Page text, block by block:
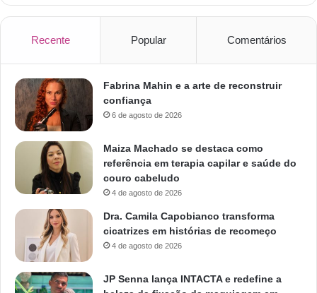
Recente Popular Comentários
Fabrina Mahin e a arte de reconstruir
confiança
6 de agosto de 2026
Maiza Machado se destaca como
referência em terapia capilar e saúde do
couro cabeludo
4 de agosto de 2026
Dra. Camila Capobianco transforma
cicatrizes em histórias de recomeço
4 de agosto de 2026
JP Senna lança INTACTA e redefine a